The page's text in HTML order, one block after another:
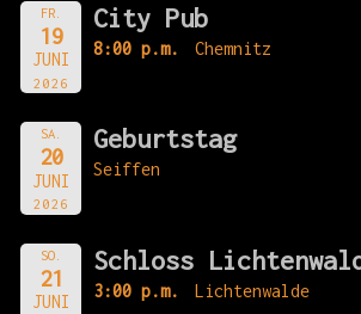
FR.
19
JUNI
2026
City Pub
8:00 p.m. Chemnitz
SA.
20
JUNI
2026
Geburtstag
Seiffen
SO.
21
JUNI
Schloss
3:00 p.m. Lichtenwalde